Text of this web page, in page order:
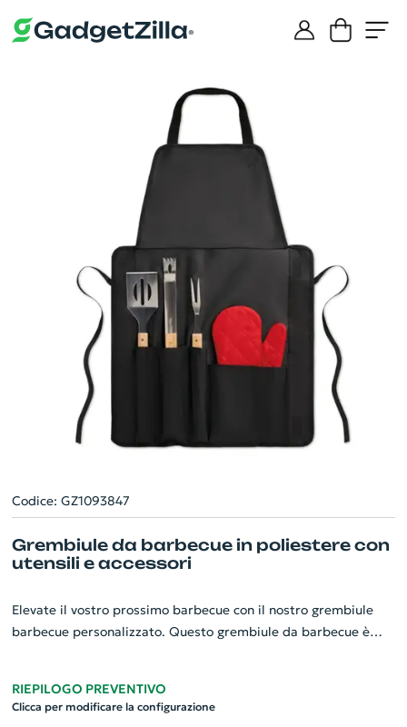
Codice: GZ1093847
Grembiule da barbecue in poliestere con
utensili e accessori
Elevate il vostro prossimo barbecue con il nostro grembiule
barbecue personalizzato. Questo grembiule da barbecue è
guanto barbecue per proteggere la vostra mano durante la
RIEPILOGO PREVENTIVO
Clicca per modificare la configurazione